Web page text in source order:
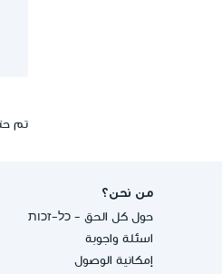
تم
من نحن؟
حول كل الحق - כל-זכות
اسئلة واجوبة
إمكانية الوصول